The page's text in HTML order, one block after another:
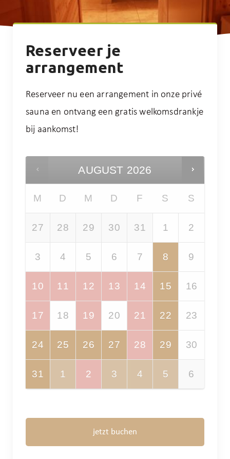
Reserveer je
arrangement
Reserveer nu een arrangement in onze privé
sauna en ontvang een gratis welkomsdrankje
bij aankomst!
AUGUST 2026
M D M D F S S
27 28 29 30 31 1 2
3 4 5 6 7 8 9
10 11 12 13 14 15 16
17 18 19 20 21 22 23
24 25 26 27 28 29 30
31 1 2 3 4 5 6
jetzt buchen